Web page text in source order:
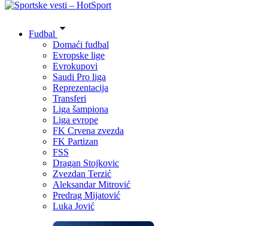
Fudbal
Domaći fudbal
Evropske lige
Evrokupovi
Saudi Pro liga
Reprezentacija
Transferi
Liga šampiona
Liga evrope
FK Crvena zvezda
FK Partizan
FSS
Dragan Stojkovic
Zvezdan Terzić
Aleksandar Mitrović
Predrag Mijatović
Luka Jović